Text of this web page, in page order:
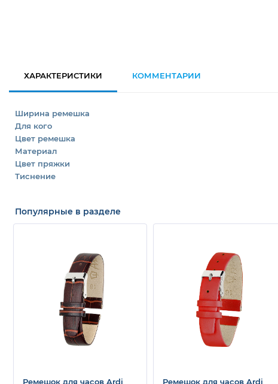
ХАРАКТЕРИСТИКИ КОММЕНТАРИИ
Ширина ремешка
Для кого
Цвет ремешка
Материал
Цвет пряжки
Тиснение
Популярные в разделе
Ремешок для часов Ardi
Ремешок для часов Ardi